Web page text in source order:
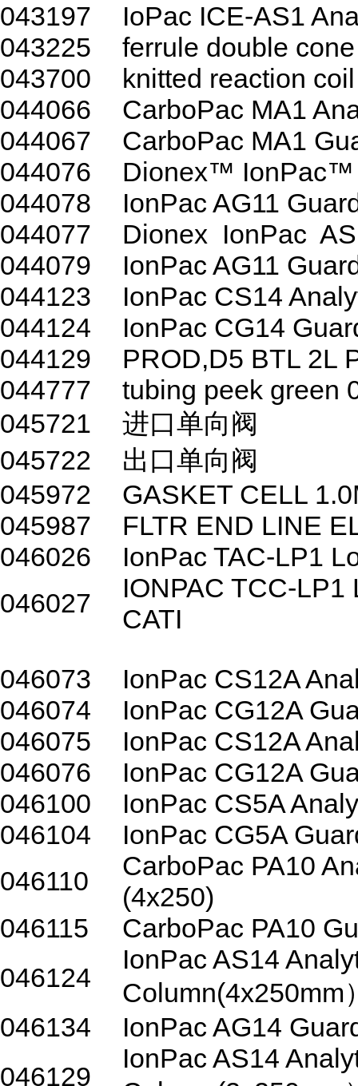
043197
IoPac ICE-AS1
043225
ferrule double
043700
knitted reaction
044066
CarboPac MA1
044067
CarboPac MA1
044076
Dionex™ IonPac™
044078
IonPac AG11
044077
Dionex IonPac
044079
IonPac AG11
044123
IonPac CS14
044124
IonPac CG14
044129
PROD,D5 BTL 2L
044777
tubing peek green
045721
进口单向阀
045722
出口单向阀
045972
GASKET CELL
045987
FLTR END LINE
046026
IonPac TAC-LP1
046027
IONPAC TCC-
CATI
046073
IonPac CS12A
046074
IonPac CG12A
046075
IonPac CS12A
046076
IonPac CG12A
046100
IonPac CS5A
046104
IonPac CG5A
046110
CarboPac PA10
(4x250)
046115
CarboPac PA10
046124
IonPac AS14
Column(4x250mm
046134
IonPac AG14
046129
IonPac AS14